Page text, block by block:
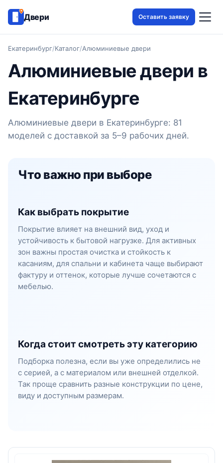
Двери Оставить заявку
Екатеринбург/Каталог/Алюминиевые двери
Алюминиевые двери в
Екатеринбурге
Алюминиевые двери в Екатеринбурге: 81
моделей с доставкой за 5–9 рабочих дней.
Что важно при выборе
Как выбрать покрытие
Покрытие влияет на внешний вид, уход и
устойчивость к бытовой нагрузке. Для активных
зон важны простая очистка и стойкость к
касаниям, для спальни и кабинета чаще выбирают
фактуру и оттенок, которые лучше сочетаются с
мебелью.
Когда стоит смотреть эту категорию
Подборка полезна, если вы уже определились не
с серией, а с материалом или внешней отделкой.
Так проще сравнить разные конструкции по цене,
виду и доступным размерам.